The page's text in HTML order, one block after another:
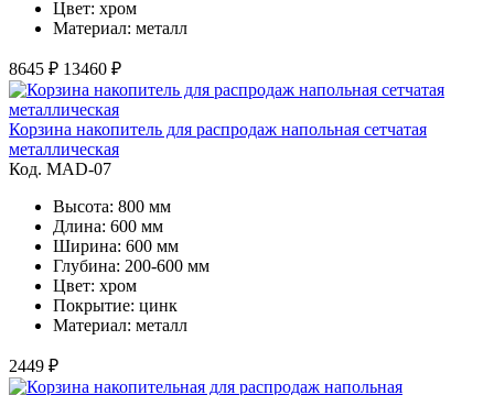
Цвет: хром
Материал: металл
8645 ₽ 13460 ₽
Корзина накопитель для распродаж напольная сетчатая
металлическая
Код. MAD-07
Высота: 800 мм
Длина: 600 мм
Ширина: 600 мм
Глубина: 200-600 мм
Цвет: хром
Покрытие: цинк
Материал: металл
2449 ₽